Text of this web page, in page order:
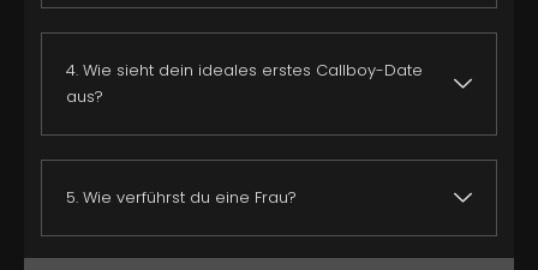
4. Wie sieht dein ideales erstes Callboy-Date
aus?
5. Wie verführst du eine Frau?